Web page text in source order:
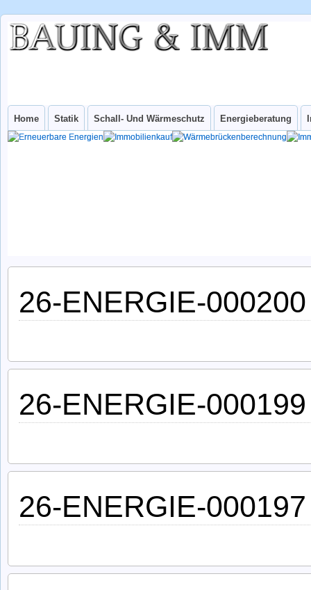
BAUING &
INGenieurbüro
IHR INGENIEURBÜRO FÜR WUPPERTAL UND NRW
Home Statik Schall- Und Wärmeschutz Energieberatung
26-ENERGIE-000200
26-ENERGIE-000199
26-ENERGIE-000197